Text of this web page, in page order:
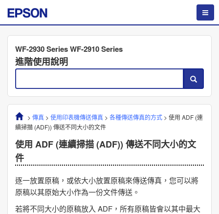
WF-2930 Series WF-2910 Series
進階使用說明
> 傳真> 使用印表機傳送傳真> 各種傳送傳真的方式> 使用 ADF (連
續掃描 (ADF)) 傳送不同大小的文件
使用 ADF (連續掃描 (ADF)) 傳送不同大小的文
件
逐一放置原稿，或依大小放置原稿來傳送傳真，您可以將
原稿以其原始大小作為一份文件傳送。
若將不同大小的原稿放入 ADF，所有原稿皆會以其中最大